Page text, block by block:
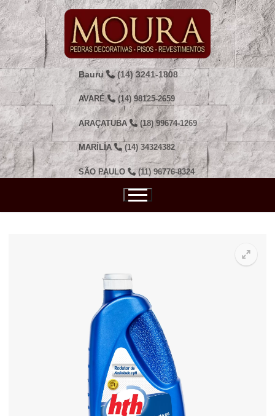
Pular
para
o
conteúdo
Bauru (14) 3241-1808
AVARÉ (14) 98125-2659
ARAÇATUBA (18) 99674-1269
MARÍLIA (14) 34324382
SÃO PAULO (11) 96776-8324